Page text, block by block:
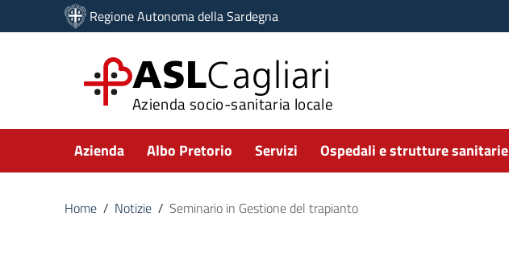
Vai ai contenuti
Vai al menu di navigazione
Regione Autonoma della Sardegna
ASLCagliari
Azienda socio-sanitaria locale
Submenu
Azienda Albo Pretorio Servizi Ospedali e strutture sanitarie
Home / Notizie / Seminario in Gestione del trapianto